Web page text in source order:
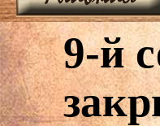
9-й